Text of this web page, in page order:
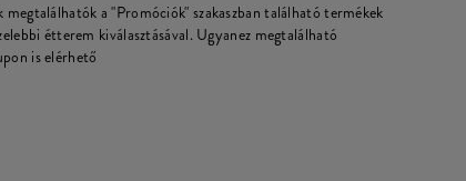
a "Promóciók" szakaszban található termékek
étterem kiválasztásával. Ugyanez megtalálható
is elérhető